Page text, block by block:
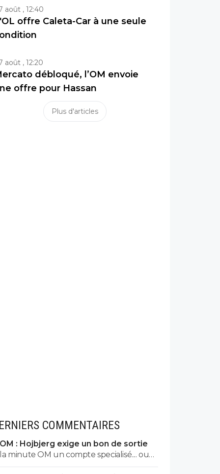
août , 12:40
offre Caleta-Car à une seule
août , 12:20
débloqué, l’OM envoie
offre pour Hassan
Plus d'articles
COMMENTAIRES
OM : Hojbjerg exige un bon de sortie
la minute OM un compte specialisé.... ouais
ok. des medias comme le Phoceen qui est